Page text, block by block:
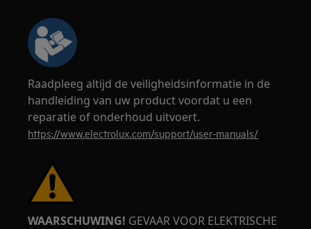
Raadpleeg altijd de veiligheidsinformatie in de
handleiding van uw product voordat u een
reparatie of onderhoud uitvoert.
https://www.electrolux.com/support/user-manuals/
WAARSCHUWING! GEVAAR VOOR ELEKTRISCHE